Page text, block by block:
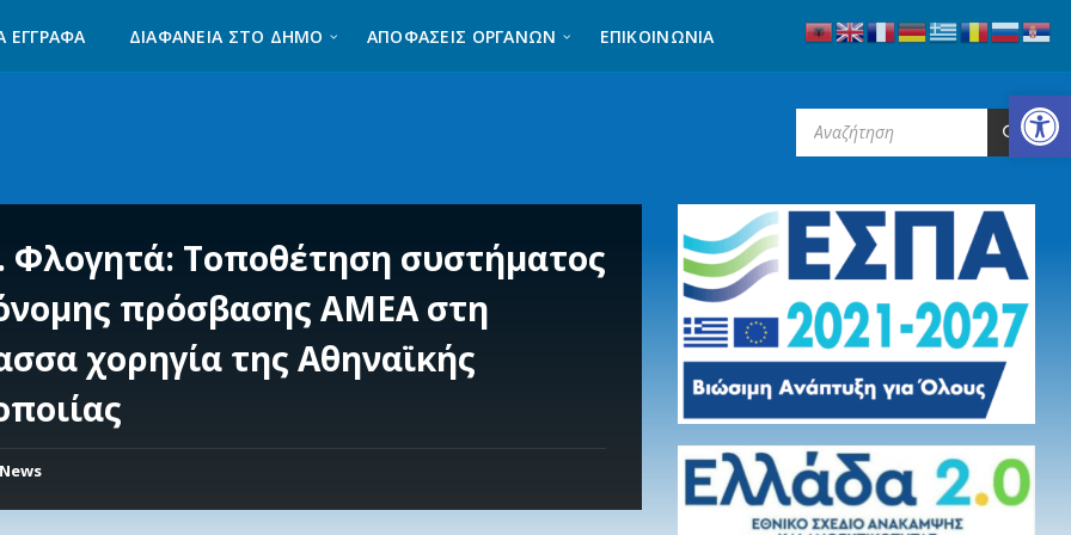
Ανοίξτε τη γραμμή εργαλείων
ΈΓΓΡΑΦΑ ΔΙΑΦΆΝΕΙΑ ΣΤΟ ΔΉΜΟ ΑΠΟΦΑΣΕΙΣ ΟΡΓΑΝΩΝ ΕΠΙΚΟΙΝΩΝΊΑ
Φλογητά: Τοποθέτηση συστήματος
πρόσβασης ΑΜΕΑ στη
χορηγία της Αθηναϊκής
News